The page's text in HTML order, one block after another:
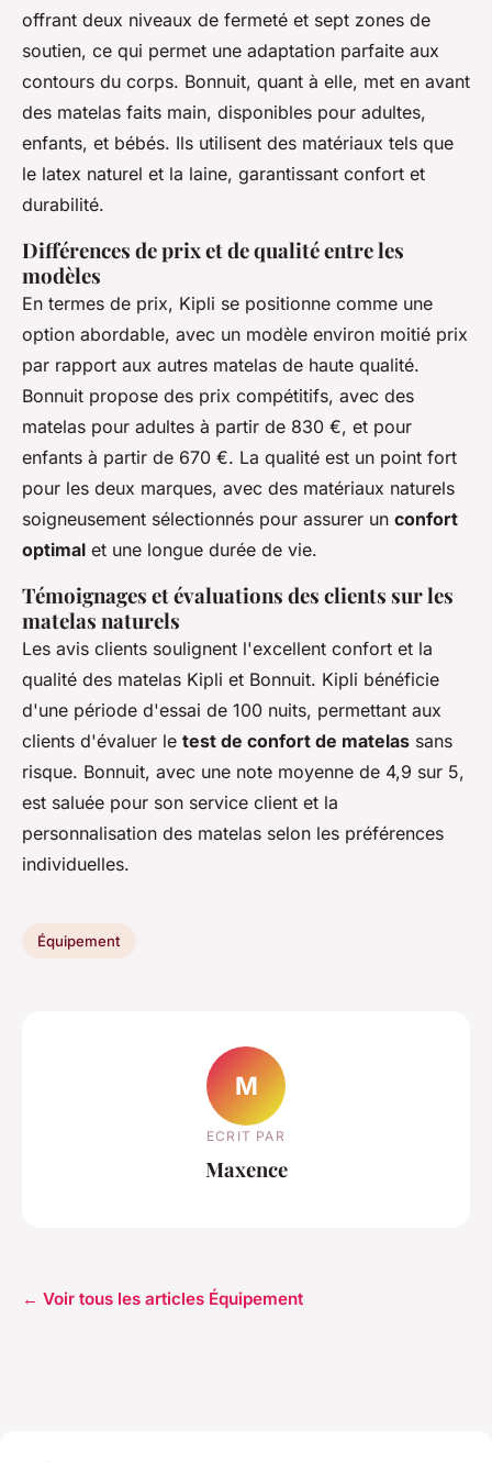
offrant deux niveaux de fermeté et sept zones de
soutien, ce qui permet une adaptation parfaite aux
contours du corps. Bonnuit, quant à elle, met en avant
des matelas faits main, disponibles pour adultes,
enfants, et bébés. Ils utilisent des matériaux tels que
le latex naturel et la laine, garantissant confort et
durabilité.
Différences de prix et de qualité entre les
modèles
En termes de prix, Kipli se positionne comme une
option abordable, avec un modèle environ moitié prix
par rapport aux autres matelas de haute qualité.
Bonnuit propose des prix compétitifs, avec des
matelas pour adultes à partir de 830 €, et pour
enfants à partir de 670 €. La qualité est un point fort
pour les deux marques, avec des matériaux naturels
soigneusement sélectionnés pour assurer un confort
optimal et une longue durée de vie.
Témoignages et évaluations des clients sur les
matelas naturels
Les avis clients soulignent l'excellent confort et la
qualité des matelas Kipli et Bonnuit. Kipli bénéficie
d'une période d'essai de 100 nuits, permettant aux
clients d'évaluer le test de confort de matelas sans
risque. Bonnuit, avec une note moyenne de 4,9 sur 5,
est saluée pour son service client et la
personnalisation des matelas selon les préférences
individuelles.
Équipement
M
ECRIT PAR
Maxence
← Voir tous les articles Équipement